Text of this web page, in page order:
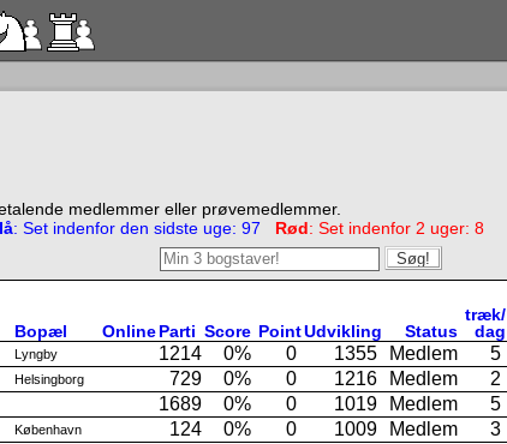
medlemmer eller prøvemedlemmer.
: Set indenfor den sidste uge: 97 Rød: Set indenfor 2 uger: 8
Bopæl OnlineParti Score PointUdvikling Status
træk/
dag
Lyngby 1214 0% 0 1355 Medlem
5
Helsingborg 729 0% 0 1216 Medlem 2
1689 0% 0 1019 Medlem 5
København 124 0% 0 1009 Medlem
3